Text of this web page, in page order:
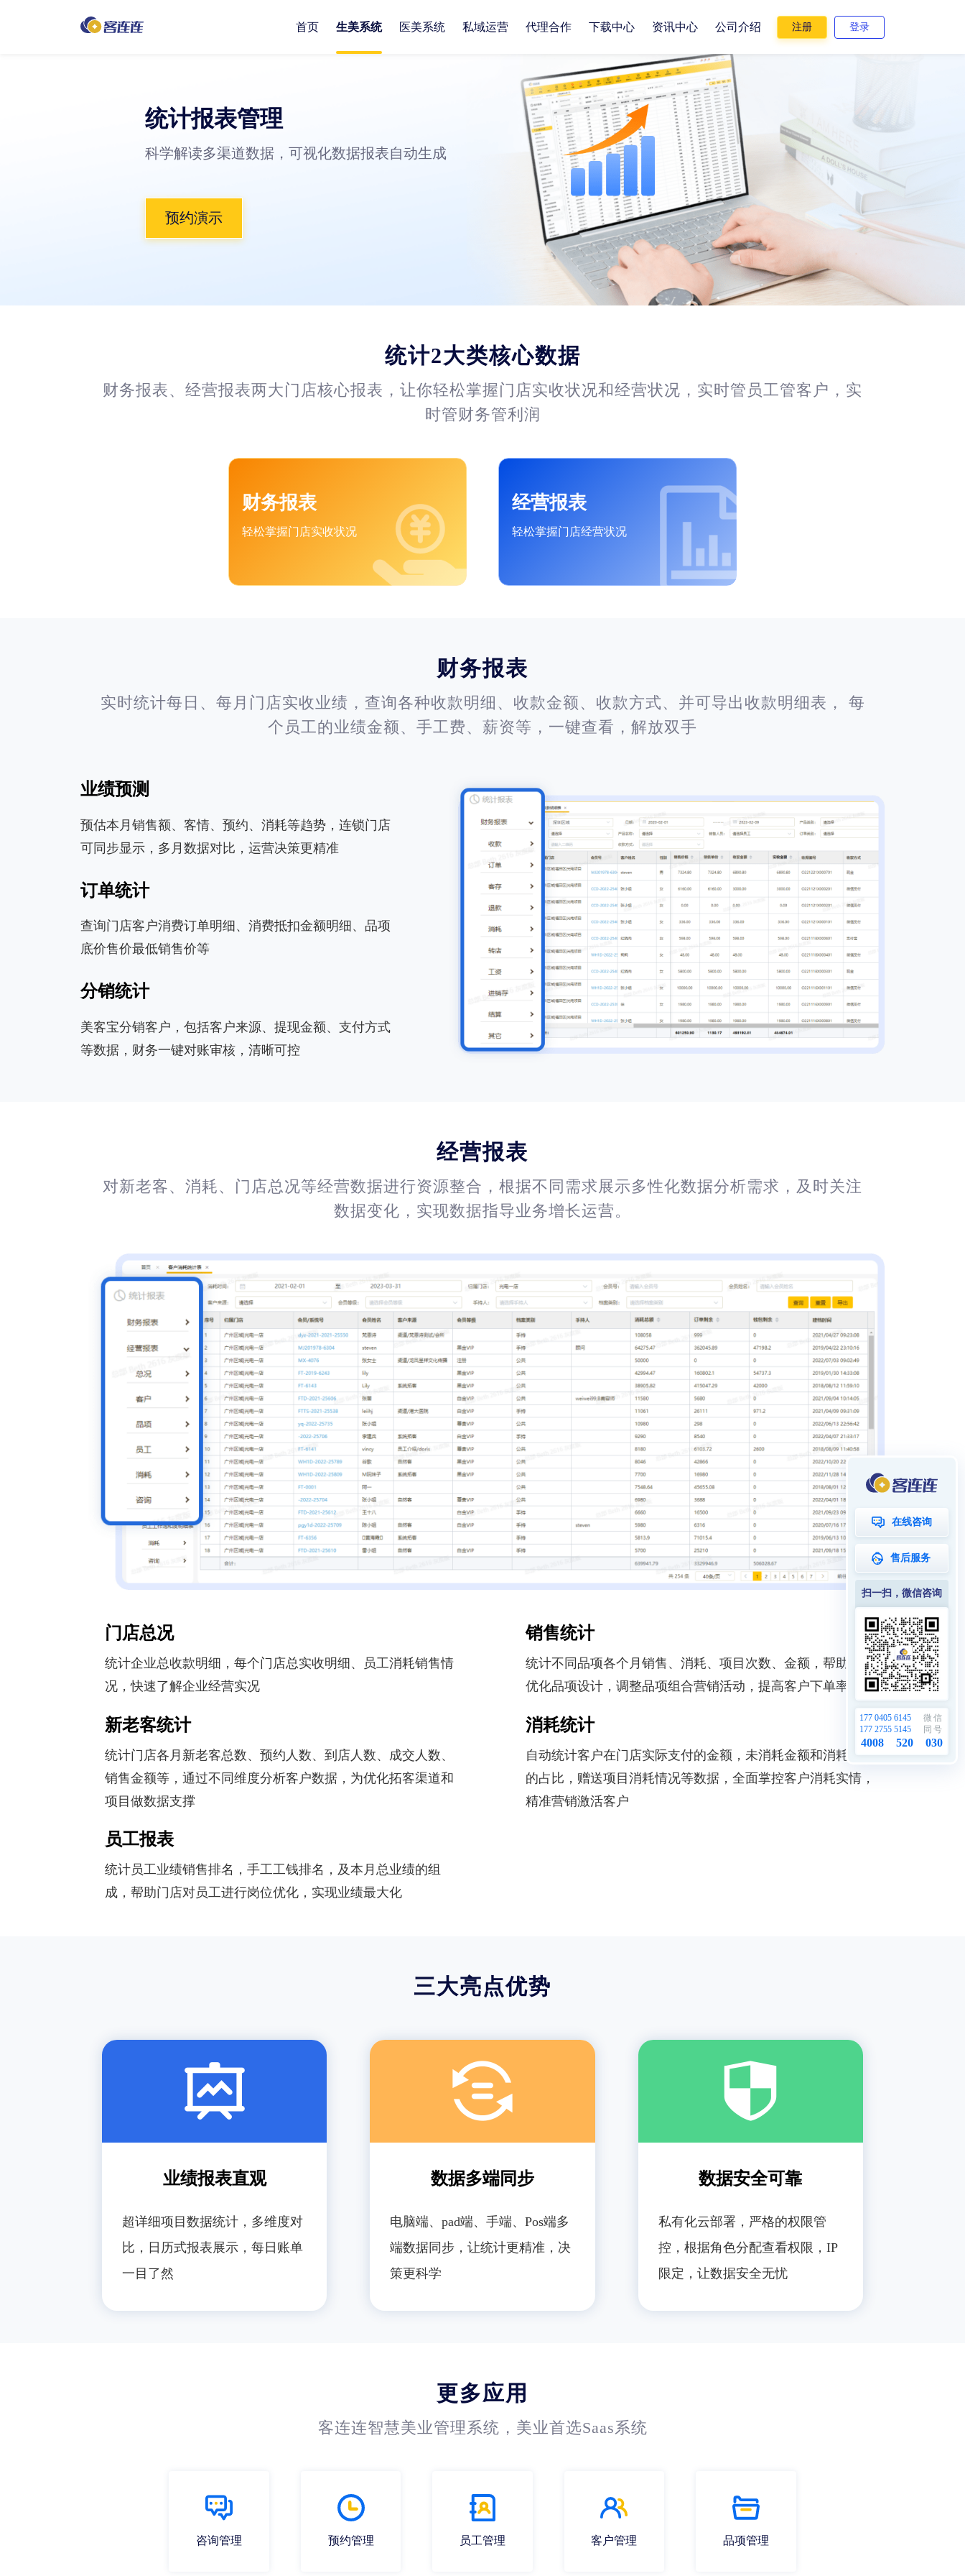
首页 生美系统
员工管理 客户管理
开单收银 消耗划扣 库存盘点 统计报表
医美系统
开单收银 科室管理
电子病例 开处方单 库存管理 数据决策
私域运营
小程序 企业微信
分销合伙 活动营销 积分商城 渠道合作
代理合作 下载中心 资讯中心 公司介绍 注册 登录
在线咨询
售后服务
扫一扫，微信咨询
177 0405 6145
177 2755 5145
微信
同号
4008 520 030
统计报表管理
科学解读多渠道数据，可视化数据报表自动生成
预约演示
统计2大类核心数据
财务报表、经营报表两大门店核心报表，让你轻松掌握门店实收状况和经营状况，实时管员工管客户，实
时管财务管利润
财务报表
轻松掌握门店实收状况
经营报表
轻松掌握门店经营状况
财务报表
实时统计每日、每月门店实收业绩，查询各种收款明细、收款金额、收款方式、并可导出收款明细表， 每
个员工的业绩金额、手工费、薪资等，一键查看，解放双手
业绩预测
预估本月销售额、客情、预约、消耗等趋势，连锁门店
可同步显示，多月数据对比，运营决策更精准
订单统计
查询门店客户消费订单明细、消费抵扣金额明细、品项
底价售价最低销售价等
分销统计
美客宝分销客户，包括客户来源、提现金额、支付方式
等数据，财务一键对账审核，清晰可控
经营报表
对新老客、消耗、门店总况等经营数据进行资源整合，根据不同需求展示多性化数据分析需求，及时关注
数据变化，实现数据指导业务增长运营。
门店总况
统计企业总收款明细，每个门店总实收明细、员工消耗销售情
况，快速了解企业经营实况
销售统计
统计不同品项各个月销售、消耗、项目次数、金额，帮助门店
优化品项设计，调整品项组合营销活动，提高客户下单率
新老客统计
统计门店各月新老客总数、预约人数、到店人数、成交人数、
销售金额等，通过不同维度分析客户数据，为优化拓客渠道和
项目做数据支撑
消耗统计
自动统计客户在门店实际支付的金额，未消耗金额和消耗金额
的占比，赠送项目消耗情况等数据，全面掌控客户消耗实情，
精准营销激活客户
员工报表
统计员工业绩销售排名，手工工钱排名，及本月总业绩的组
成，帮助门店对员工进行岗位优化，实现业绩最大化
三大亮点优势
业绩报表直观
超详细项目数据统计，多维度对
比，日历式报表展示，每日账单
一目了然
数据多端同步
电脑端、pad端、手端、Pos端多
端数据同步，让统计更精准，决
策更科学
数据安全可靠
私有化云部署，严格的权限管
控，根据角色分配查看权限，IP
限定，让数据安全无忧
更多应用
客连连智慧美业管理系统，美业首选Saas系统
咨询管理 预约管理 员工管理 客户管理 品项管理